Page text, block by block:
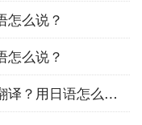
怎么说？
怎么说？
"无线充电、隔空充电"用日语怎么翻译？用日语怎么说？